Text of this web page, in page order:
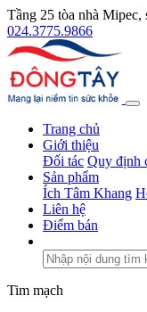
Tầng 25 tòa nhà
024.3775.9866
Trang chủ
Giới thiệu
Đối tác Quy định
Sản phẩm
Ích Tâm Khang
Liên hệ
Điểm bán
Tim mạch